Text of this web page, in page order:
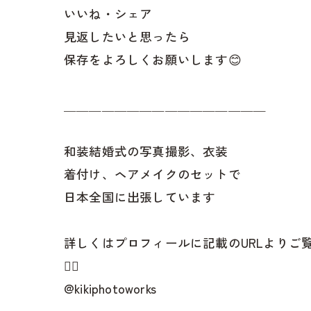
いいね・シェア
見返したいと思ったら
保存をよろしくお願いします😊
和装結婚式の写真撮影、衣装
着付け、ヘアメイクのセットで
日本全国に出張しています
詳しくはプロフィールに記載のURLよりご
👇🏻
@kikiphotoworks